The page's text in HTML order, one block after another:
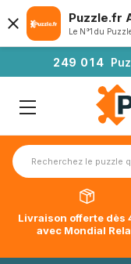
249 01 4
Livraison offerte dès
avec Mondial
Puzzle.fr
Le N°1 du